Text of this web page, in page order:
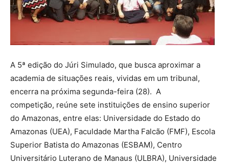
A 5ª edição do Júri Simulado, que busca aproximar a
academia de situações reais, vividas em um tribunal,
encerra na próxima segunda-feira (28). A
competição, reúne sete instituições de ensino superior
do Amazonas, entre elas: Universidade do Estado do
Amazonas (UEA), Faculdade Martha Falcão (FMF), Escola
Superior Batista do Amazonas (ESBAM), Centro
Universitário Luterano de Manaus (ULBRA), Universidade